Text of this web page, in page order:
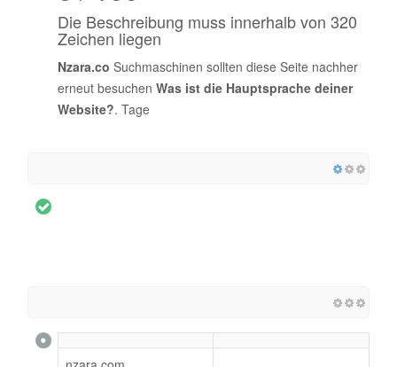
Die Beschreibung muss innerhalb von 320
Zeichen liegen
Nzara.co Suchmaschinen sollten diese Seite nachher
erneut besuchen Was ist die Hauptsprache deiner
Website?. Tage